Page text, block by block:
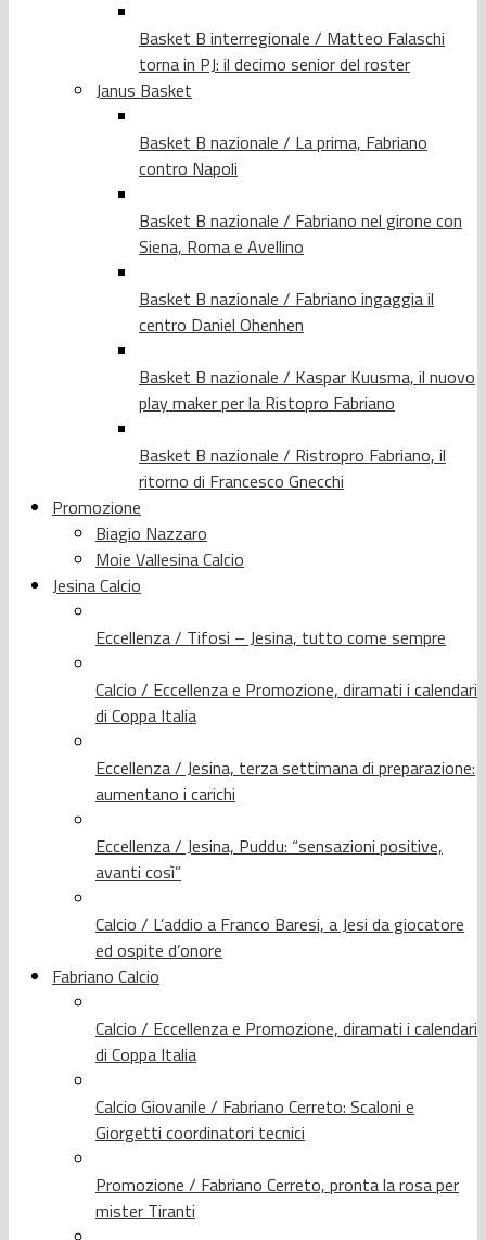
Basket B interregionale / Matteo Falaschi
torna in PJ: il decimo senior del roster
Janus Basket
Basket B nazionale / La prima, Fabriano
contro Napoli
Basket B nazionale / Fabriano nel girone con
Siena, Roma e Avellino
Basket B nazionale / Fabriano ingaggia il
centro Daniel Ohenhen
Basket B nazionale / Kaspar Kuusma, il nuovo
play maker per la Ristopro Fabriano
Basket B nazionale / Ristropro Fabriano, il
ritorno di Francesco Gnecchi
Promozione
Biagio Nazzaro
Moie Vallesina Calcio
Jesina Calcio
Eccellenza / Tifosi – Jesina, tutto come sempre
Calcio / Eccellenza e Promozione, diramati i calendari
di Coppa Italia
Eccellenza / Jesina, terza settimana di preparazione:
aumentano i carichi
Eccellenza / Jesina, Puddu: “sensazioni positive,
avanti così”
Calcio / L’addio a Franco Baresi, a Jesi da giocatore
ed ospite d’onore
Fabriano Calcio
Calcio / Eccellenza e Promozione, diramati i calendari
di Coppa Italia
Calcio Giovanile / Fabriano Cerreto: Scaloni e
Giorgetti coordinatori tecnici
Promozione / Fabriano Cerreto, pronta la rosa per
mister Tiranti